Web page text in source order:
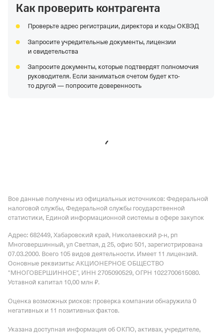
Как проверить контрагента
Проверьте адрес регистрации, директора и коды ОКВЭД
Запросите учредительные документы, лицензии
и свидетельства
Запросите документы, которые подтвердят полномочия
руководителя. Если заниматься счетом будет кто-
то другой — попросите доверенность
Все данные получены из официальных источников: Федеральной
налоговой службы, Федеральной службы государственной
статистики, Единой информационной системы в сфере закупок
Адрес: 682449, Хабаровский край, Николаевский р-н, рп
Многовершинный, ул Светлая, д 25, офис 501, зарегистрирована
07.03.2000. Всего 105 видов деятельности. Имеет 11 лицензий.
Основные реквизиты: АКЦИОНЕРНОЕ ОБЩЕСТВО
"МНОГОВЕРШИННОЕ", ИНН 2705090529, ОГРН 1022700615080.
Уставной капитал 10,00 млн ₽.
Оценка возможных рисков: проверка компании обнаружила 0
негативных и 11 позитивных фактов.
Указана доступная информация об ОКПО, активах, учредителе,